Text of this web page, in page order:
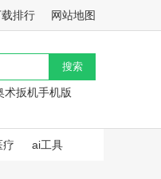
排行 网站地图
术扳机手机版
疗 ai工具